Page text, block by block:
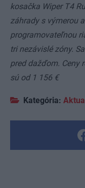
kosačka Wiper T4
záhrady s výmerou
programovateľnou
tri nezávislé zóny.
pred dažďom. Ceny
sú od 1 156 €
Kategória: